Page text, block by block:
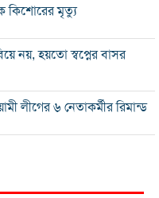
কিশোরের মৃত্যু
নয়, হয়তো স্বপ্নের বাসর
লীগের ৬ নেতাকর্মীর রিমান্ড